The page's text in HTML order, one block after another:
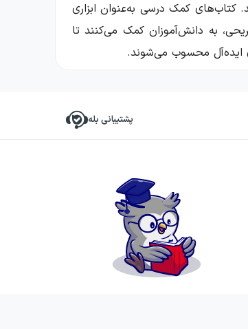
کتاب‌های کمک درسی به‌عنوان ابزاری
به دانش‌آموزان کمک می‌کنند تا
ایده‌آل محسوب می‌شوند.
یازدهم و دوازدهم) و داوطلبان
منحصربه‌فردی دارند که آن‌ها را
یاد بگیرند. این روش
پشتیبانی بله